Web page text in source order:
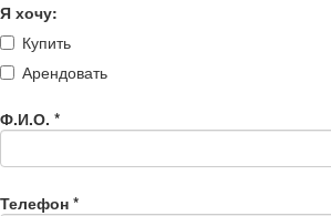
Я хочу:
Купить
Арендовать
Ф.И.О. *
Телефон *